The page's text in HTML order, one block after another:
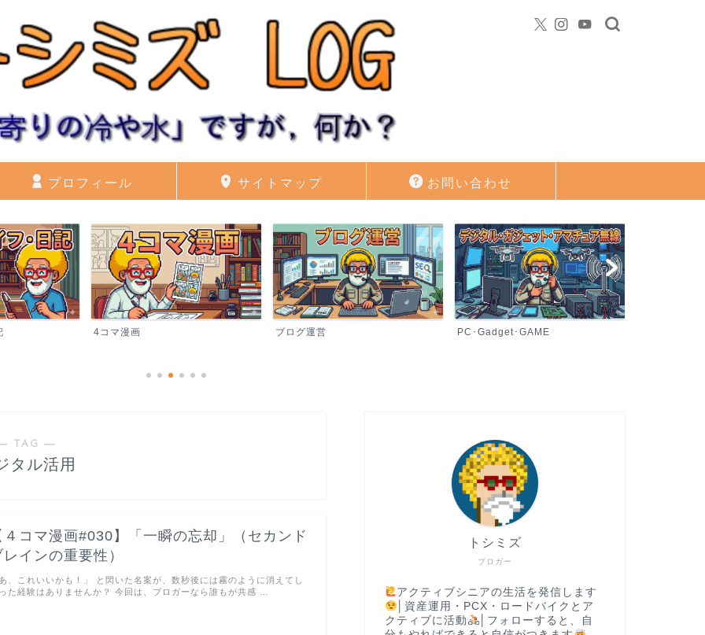
プロフィール サイトマップ お問い合わせ
4コマ漫画 ブログ運営 PC･Gadget･GAME
TAG ―
タル活用
４コマ漫画#030】「一瞬の忘却」（セカンド
レインの重要性）
、これいいかも！」 と閃いた名案が、数秒後には霧のように消えてし
た経験はありませんか？ 今回は、ブロガーなら誰もが共感 …
ブロガー
トシミズ
アクティブシニアの生活を発信します
│資産運用・PCX・ロードバイクとア
クティブに活動
│フォローすると、自